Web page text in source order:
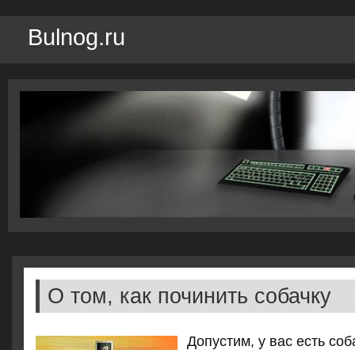
Bulnog.ru
О том, как починить собачку
Допустим, у вас есть